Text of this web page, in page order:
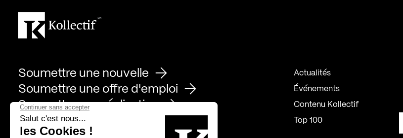
Soumettre une nouvelle
Soumettre une offre d'emploi
Soumettre une réalisation
Actualités
Événements
Contenu Kollectif
Top 100